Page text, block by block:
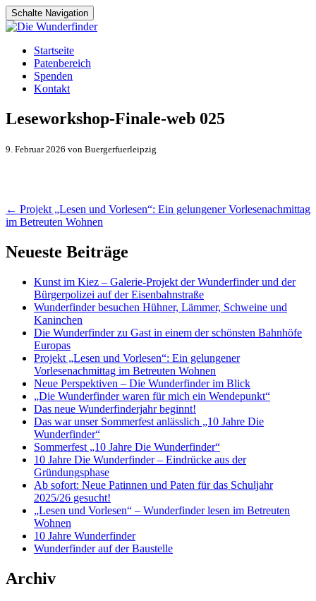
Schalte Navigation
Zum
Inhalt
springen
Startseite
Patenbereich
Spenden
Kontakt
Leseworkshop-Finale-web 025
9. Februar 2026 von Buergerfuerleipzig
Artikel-
Navigation
← Projekt „Lesen und Vorlesen“: Ein gelungener Vorlesenachmittag
im Betreuten Wohnen
Neueste Beiträge
Kunst im Kiez – Galerie-Projekt der Wunderfinder und der
Bürgerpolizei auf der Eisenbahnstraße
Wunderfinder besuchen Hühner, Lämmer, Schweine und
Kaninchen
Die Wunderfinder zu Gast in einem der schönsten Bahnhöfe
Europas
Projekt „Lesen und Vorlesen“: Ein gelungener
Vorlesenachmittag im Betreuten Wohnen
Neue Perspektiven – Die Wunderfinder im Blick
„Die Wunderfinder waren für mich ein Wendepunkt“
Das neue Wunderfinderjahr beginnt!
Das war unser Sommerfest anlässlich „10 Jahre Die
Wunderfinder“
Sommerfest „10 Jahre Die Wunderfinder“
10 Jahre Die Wunderfinder – Eindrücke aus der
Gründungsphase
Ab sofort: Neue Patinnen und Paten für das Schuljahr
2025/26 gesucht!
„Lesen und Vorlesen“ – Wunderfinder lesen im Betreuten
Wohnen
10 Jahre Wunderfinder
Wunderfinder auf der Baustelle
Archiv